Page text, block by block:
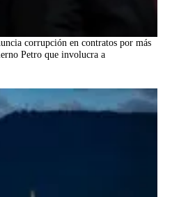
corrupción en contratos por más
Petro que involucra a